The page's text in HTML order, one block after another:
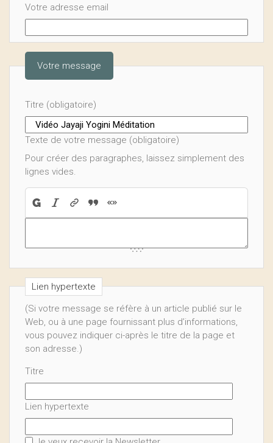
Votre adresse email
Votre message
Titre (obligatoire)
Texte de votre message (obligatoire)
Pour créer des paragraphes, laissez simplement des
lignes vides.
Lien hypertexte
(Si votre message se réfère à un article publié sur le
Web, ou à une page fournissant plus d’informations,
vous pouvez indiquer ci-après le titre de la page et
son adresse.)
Titre
Lien hypertexte